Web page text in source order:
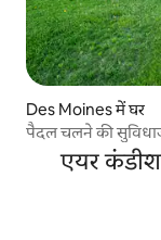
Des Moines में घर
पैदल चलने की
एयर